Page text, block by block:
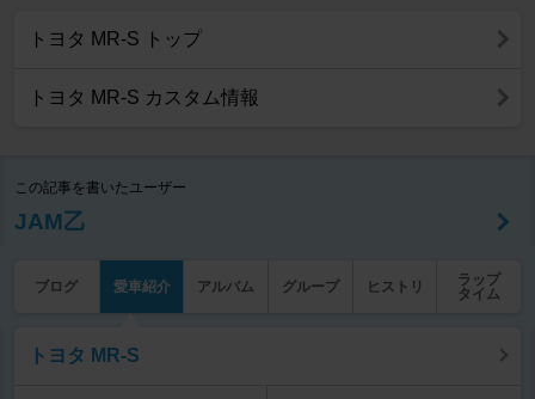
トヨタ MR-S トップ
トヨタ MR-S カスタム情報
この記事を書いたユーザー
JAM乙
ブログ 愛車紹介 アルバム グループ ヒストリ
ラップ
タイム
トヨタ MR-S